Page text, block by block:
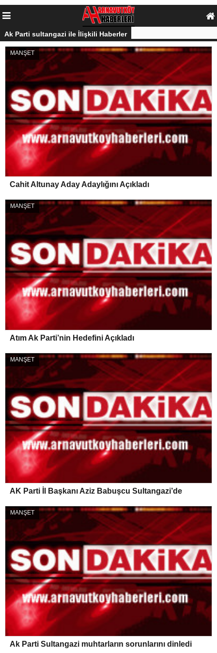
Ak Parti sultangazi ile İlişkili Haberler
MANŞET
Cahit Altunay Aday Adaylığını Açıkladı
MANŞET
Atım Ak Parti’nin Hedefini Açıkladı
MANŞET
AK Parti İl Başkanı Aziz Babuşcu Sultangazi’de
MANŞET
Ak Parti Sultangazi muhtarların sorunlarını dinledi